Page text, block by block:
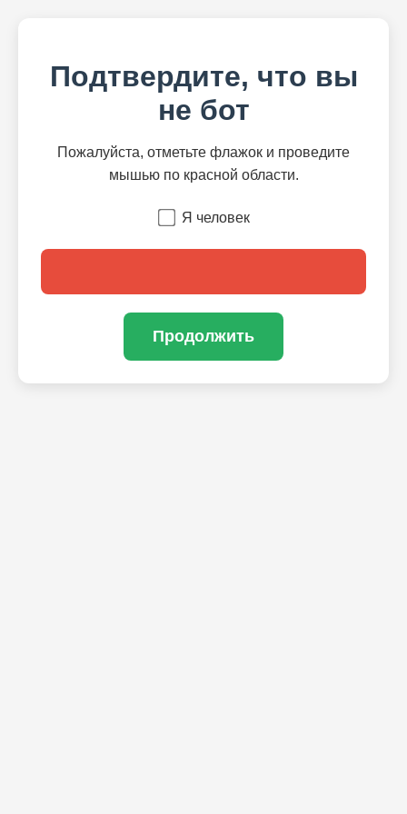
Подтвердите, что вы
не бот
Пожалуйста, отметьте флажок и проведите
мышью по красной области.
Я человек
Продолжить